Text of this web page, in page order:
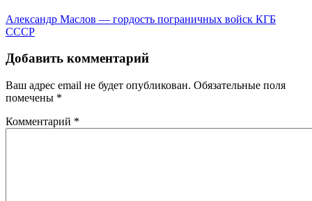
Александр Маслов — гордость пограничных войск КГБ
СССР
Добавить комментарий
Ваш адрес email не будет опубликован. Обязательные поля
помечены *
Комментарий *